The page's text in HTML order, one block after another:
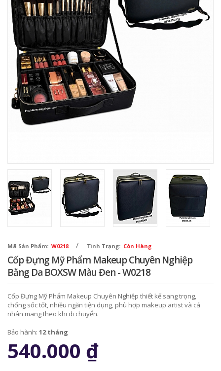
Mã Sản Phẩm: W0218 / Tình Trạng: Còn Hàng
Cốp Đựng Mỹ Phẩm Makeup Chuyên Nghiệp
Bằng Da BOXSW Màu Đen - W0218
Cốp Đựng Mỹ Phẩm Makeup Chuyên Nghiệp thiết kế sang trọng,
chống sốc tốt, nhiều ngăn tiện dụng, phù hợp makeup artist và cá
nhân mang theo khi di chuyển.
Bảo hành: 12 tháng
540.000 ₫